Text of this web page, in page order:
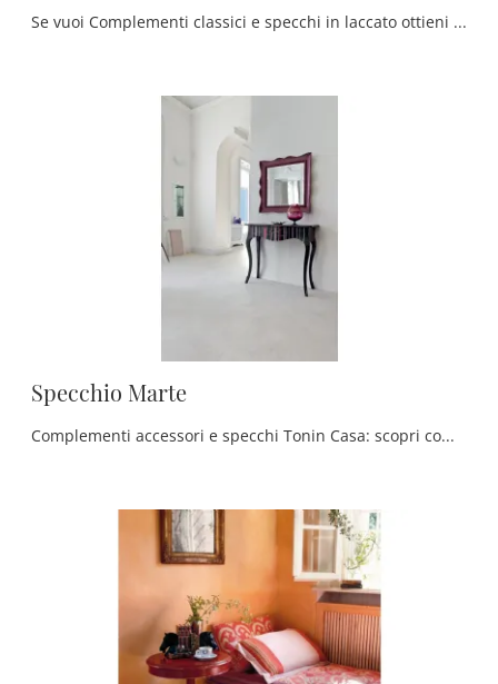
Se vuoi Complementi classici e specchi in laccato ottieni informazioni sul modello Specchio Felice del brand Tonin Casa.
Specchio Marte
Complementi accessori e specchi Tonin Casa: scopri come impreziosire i tuoi locali classici con il modello Specchio Marte.